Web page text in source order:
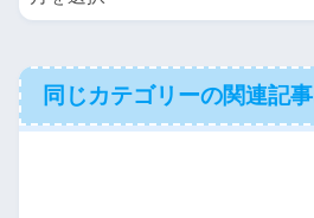
同じカテゴリーの関連記